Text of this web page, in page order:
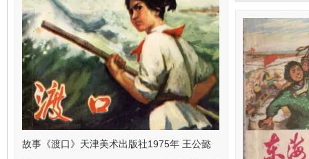
故事《渡口》天津美术出版社1975年 王公懿